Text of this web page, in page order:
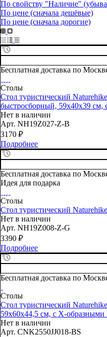
По свойству "Наличие"
По цене (сначала дешёвые)
По цене (сначала дорогие)
Бесплатная доставка по
Столы
Стол туристический
быстросборный, 59х40х39 см,
Нет в наличии
Арт. NH19Z027-Z-B
3170 ₽
Подробнее
Бесплатная доставка по
Идея для подарка
Столы
Стол туристический
Нет в наличии
Арт. NH19Z008-Z-G
3390 ₽
Подробнее
Бесплатная доставка по
Столы
Стол туристический
59х60х44,5 см, с Х-
Нет в наличии
Арт. CNK2550JJ018-BS